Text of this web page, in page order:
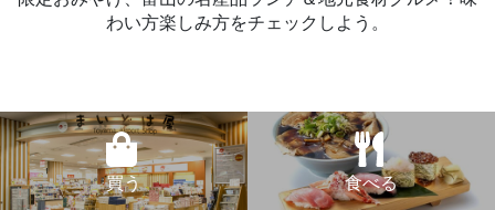
わい方楽しみ方をチェックしよう。
買う 食べる